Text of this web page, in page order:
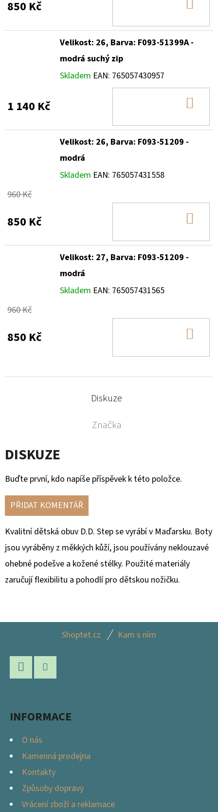
850 Kč
Velikost: 26, Barva: F093-51399A -
modrá suchý zip
Skladem EAN: 765057430957
1 140 Kč
Velikost: 26, Barva: F093-51209 -
modrá
Skladem EAN: 765057431558
960 Kč
850 Kč
Velikost: 27, Barva: F093-51209 -
modrá
Skladem EAN: 765057431565
960 Kč
850 Kč
Diskuze
Značka
DISKUZE
Buďte první, kdo napíše příspěvek k této položce.
PŘIDAT KOMENTÁŘ
Kvalitní dětská obuv D.D. Step se vyrábí v Maďarsku. Boty
jsou vyráběny z měkkých kůží, jsou používány neklouzavé
ohebné podešve a kožené stélky. Použité materiály
zaručují flexibilitu a pohodlí pro dětskou nožičku.
Shoptet.cz Kam s ním
INFORMACE
O nás
Kamenná prodejna
Kontakty
Způsoby dopravy
Vrácení zboží a reklamace